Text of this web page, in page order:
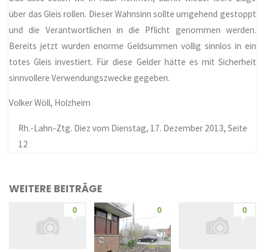
über das Gleis rollen. Dieser Wahnsinn sollte umgehend gestoppt
und die Verantwortlichen in die Pflicht genommen werden.
Bereits jetzt wurden enorme Geldsummen völlig sinnlos in ein
totes Gleis investiert. Für diese Gelder hätte es mit Sicherheit
sinnvollere Verwendungszwecke gegeben.
Volker Wöll, Holzheim
Rh.-Lahn-Ztg. Diez vom Dienstag, 17. Dezember 2013, Seite
12
WEITERE BEITRÄGE
0 0 0